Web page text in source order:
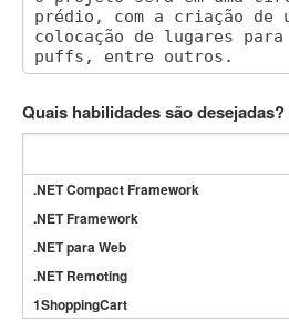
Quais habilidades são desejadas?
.NET Compact Framework
.NET Framework
.NET para Web
.NET Remoting
1ShoppingCart